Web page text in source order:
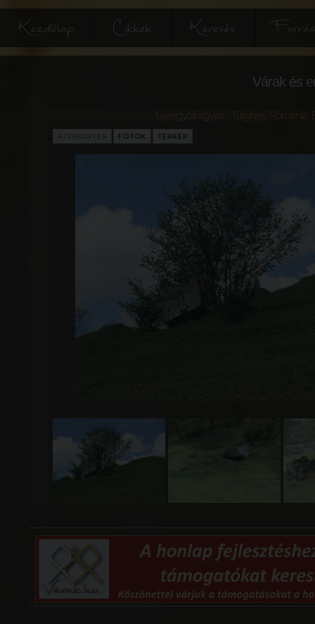
Kezdőlap Cikkek Keresés
Várak és
Gyergyótölgyes - Tulgheş Románia
FOTÓK TÉRKÉP